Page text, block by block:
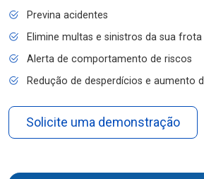
Previna acidentes
Elimine multas e sinistros da sua frota
Alerta de comportamento de riscos
Redução de desperdícios e aumento
Solicite uma demonstração